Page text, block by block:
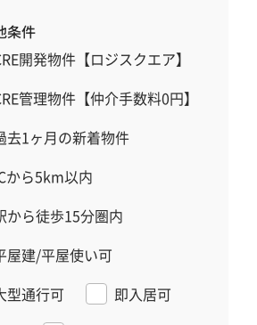
条件
開発物件【ロジスクエア】
管理物件【仲介手数料0円】
去1ヶ月の新着物件
から5km以内
から徒歩15分圏内
屋建/平屋使い可
型通行可
即入居可